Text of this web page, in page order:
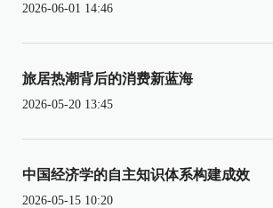
2026-06-01 14:46
旅居热潮背后的消费新蓝海
2026-05-20 13:45
中国经济学的自主知识体系构建成效
2026-05-15 10:20